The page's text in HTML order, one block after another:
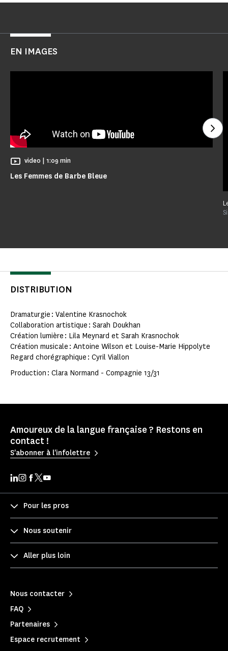
EN IMAGES
Les Femmes de Barbe Bleue
video | Temps de Lecture
1:09 min
DISTRIBUTION
Dramaturgie : Valentine Krasnochok
Collaboration artistique : Sarah Doukhan
Création lumière : Lila Meynard et Sarah Krasnochok
Création musicale : Antoine Wilson et Louise-Marie Hippolyte
Regard chorégraphique : Cyril Viallon
Production : Clara Normand - Compagnie 13/31
Amoureux de la langue française ? Restons en
contact !
S'abonner à l'infolettre
Pour les pros
Nous soutenir
Aller plus loin
Nous contacter
FAQ
Partenaires
Espace recrutement